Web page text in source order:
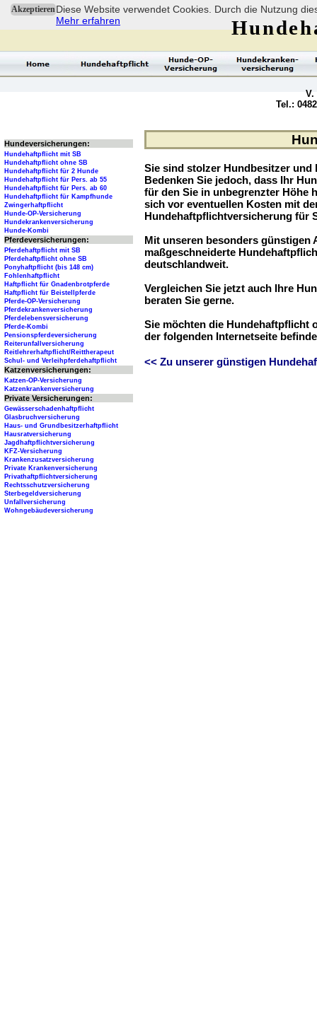
AkzeptierenDiese Website verwendet Cookies. Durch die Nutzung
Mehr erfahren
Sie sind stolzer Hundbesitzer und
Bedenken Sie jedoch, dass Ihr
für den Sie in unbegrenzter Höhe
sich vor eventuellen Kosten mit
Hundehaftpflichtversicherung für
Mit unseren besonders günstigen
maßgeschneiderte
deutschlandweit.
Vergleichen Sie jetzt auch Ihre
beraten Sie gerne.
Sie möchten die Hundehaftpflicht
der folgenden Internetseite
<< Zu unserer günstigen
V.
Tel.:
Hundeversicherungen:
Hundehaftpflicht mit SB
Hundehaftpflicht ohne SB
Hundehaftpflicht für 2 Hunde
Hundehaftpflicht für Pers. ab 55
Hundehaftpflicht für Pers. ab 60
Hundehaftpflicht für Kampfhunde
Zwingerhaftpflicht
Hunde-OP-Versicherung
Hundekrankenversicherung
Hunde-Kombi
Pferdeversicherungen:
Pferdehaftpflicht mit SB
Pferdehaftpflicht ohne SB
Ponyhaftpflicht (bis 148 cm)
Fohlenhaftpflicht
Haftpflicht für Gnadenbrotpferde
Haftpflicht für Beistellpferde
Pferde-OP-Versicherung
Pferdekrankenversicherung
Pferdelebensversicherung
Pferde-Kombi
Pensionspferdeversicherung
Reiterunfallversicherung
Reitlehrerhaftpflicht/Reittherapeut
Schul- und Verleihpferdehaftpflicht
Katzenversicherungen:
Katzen-OP-Versicherung
Katzenkrankenversicherung
Private Versicherungen:
Gewässerschadenhaftpflicht
Glasbruchversicherung
Haus- und Grundbesitzerhaftpflicht
Hausratversicherung
Jagdhaftpflichtversicherung
KFZ-Versicherung
Krankenzusatzversicherung
Private Krankenversicherung
Privathaftpflichtversicherung
Rechtsschutzversicherung
Sterbegeldversicherung
Unfallversicherung
Wohngebäudeversicherung